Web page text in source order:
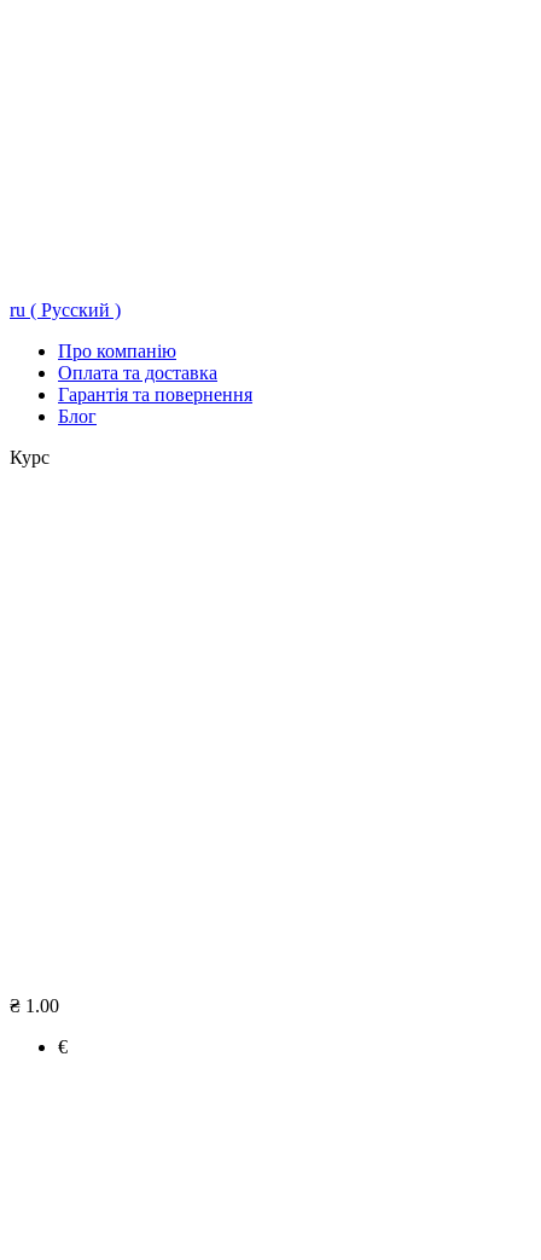
ru ( Русский )
Про компанію
Оплата та доставка
Гарантія та повернення
Блог
Курс
₴ 1.00
€